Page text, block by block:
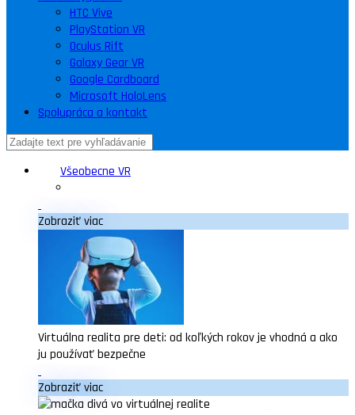
HTC Vive
PlayStation VR
Oculus Rift
Galaxy Gear VR
Google Cardboard
Microsoft HoloLens
Spolupráca a kontakt
Všeobecne VR
Zobraziť viac
Virtuálna realita pre deti: od koľkých rokov je vhodná a ako
ju používať bezpečne
Zobraziť viac